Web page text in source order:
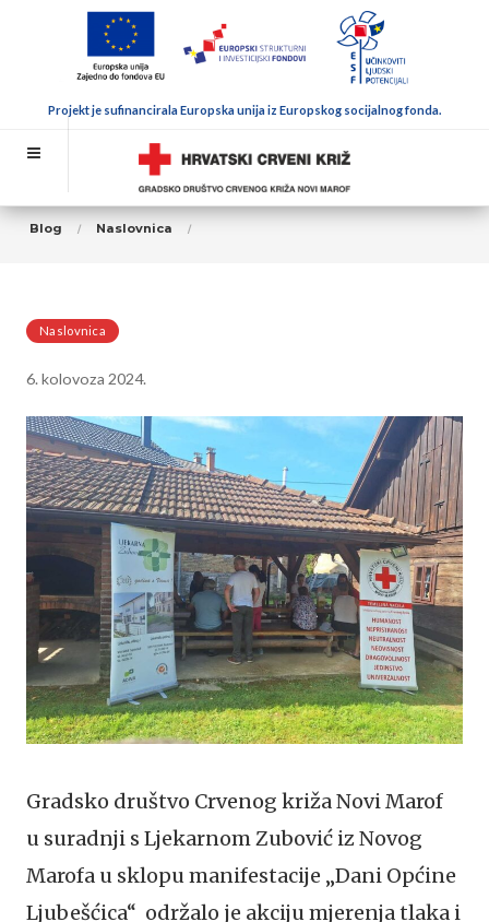
Projekt je sufinancirala Europska unija iz Europskog socijalnog fonda.
Blog Naslovnica
Naslovnica
6. kolovoza 2024.
Gradsko društvo Crvenog križa Novi Marof
u suradnji s Ljekarnom Zubović iz Novog
Marofa u sklopu manifestacije „Dani Općine
Ljubešćica“ održalo je akciju mjerenja tlaka i